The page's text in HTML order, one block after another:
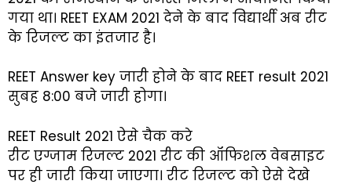
गया था। REET EXAM 2021 देने के बाद विद्यार्थी अब रीट
के रिजल्ट का इंतजार है।
REET Answer key जारी होने के बाद REET result 2021
सुबह 8:00 बजे जारी होगा।
REET Result 2021 ऐसे चैक करे
रीट एग्जाम रिजल्ट 2021 रीट की ऑफिशल वेबसाइट
पर ही जारी किया जाएगा। रीट रिजल्ट को ऐसे देखे